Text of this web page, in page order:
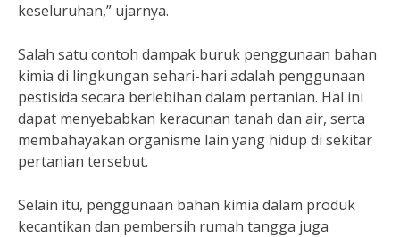
keseluruhan,” ujarnya.
Salah satu contoh dampak buruk penggunaan bahan
kimia di lingkungan sehari-hari adalah penggunaan
pestisida secara berlebihan dalam pertanian. Hal ini
dapat menyebabkan keracunan tanah dan air, serta
membahayakan organisme lain yang hidup di sekitar
pertanian tersebut.
Selain itu, penggunaan bahan kimia dalam produk
kecantikan dan pembersih rumah tangga juga